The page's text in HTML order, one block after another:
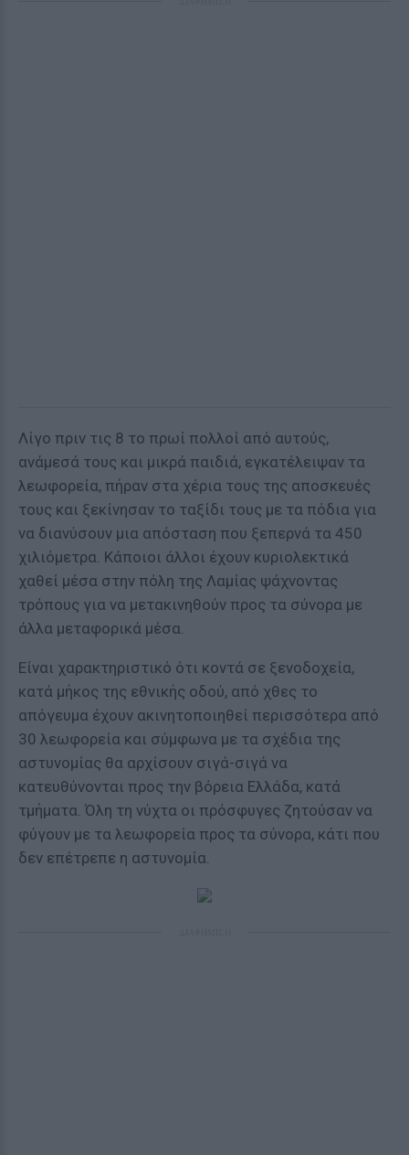
Λίγο πριν τις 8 το πρωί πολλοί από αυτούς,
ανάμεσά τους και μικρά παιδιά, εγκατέλειψαν τα
λεωφορεία, πήραν στα χέρια τους της αποσκευές
τους και ξεκίνησαν το ταξίδι τους με τα πόδια για
να διανύσουν μια απόσταση που ξεπερνά τα 450
χιλιόμετρα. Κάποιοι άλλοι έχουν κυριολεκτικά
χαθεί μέσα στην πόλη της Λαμίας ψάχνοντας
τρόπους για να μετακινηθούν προς τα σύνορα με
άλλα μεταφορικά μέσα.
Είναι χαρακτηριστικό ότι κοντά σε ξενοδοχεία,
κατά μήκος της εθνικής οδού, από χθες το
απόγευμα έχουν ακινητοποιηθεί περισσότερα από
30 λεωφορεία και σύμφωνα με τα σχέδια της
αστυνομίας θα αρχίσουν σιγά-σιγά να
κατευθύνονται προς την βόρεια Ελλάδα, κατά
τμήματα. Όλη τη νύχτα οι πρόσφυγες ζητούσαν να
φύγουν με τα λεωφορεία προς τα σύνορα, κάτι που
δεν επέτρεπε η αστυνομία.